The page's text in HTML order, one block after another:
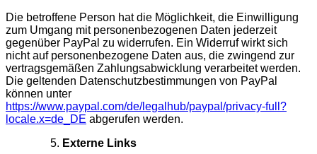
Die betroffene Person hat die Möglichkeit, die Einwilligung
zum Umgang mit personenbezogenen Daten jederzeit
gegenüber PayPal zu widerrufen. Ein Widerruf wirkt sich
nicht auf personenbezogene Daten aus, die zwingend zur
vertragsgemäßen Zahlungsabwicklung verarbeitet werden.
Die geltenden Datenschutzbestimmungen von PayPal
können unter
https://www.paypal.com/de/legalhub/paypal/privacy-full?
locale.x=de_DE abgerufen werden.
Externe Links